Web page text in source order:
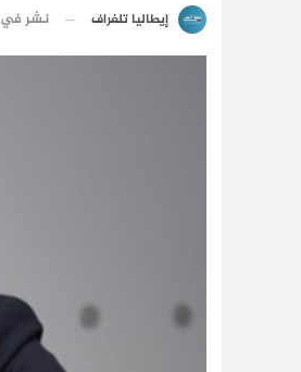
إيطاليا تلغراف نشر في